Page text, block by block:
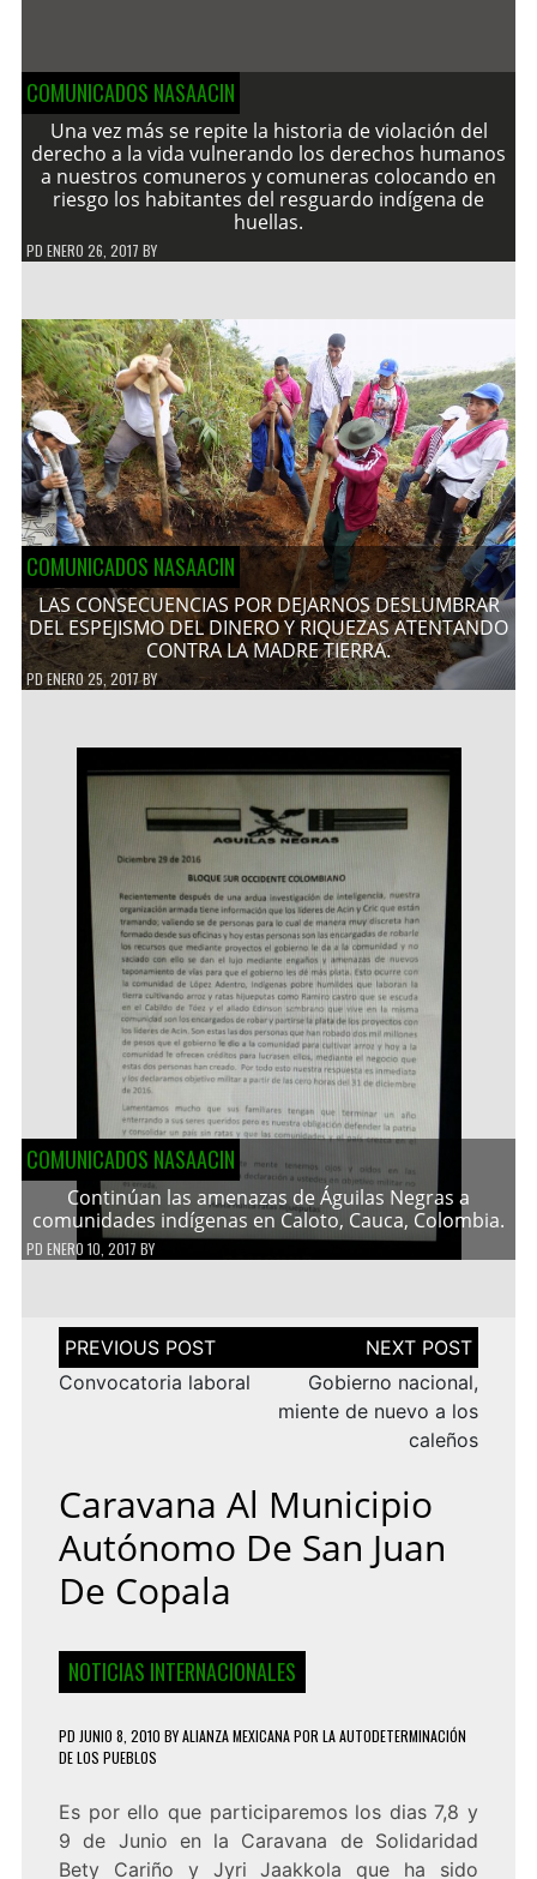
COMUNICADOS NASAACIN
Una vez más se repite la historia de violación del
derecho a la vida vulnerando los derechos humanos
a nuestros comuneros y comuneras colocando en
riesgo los habitantes del resguardo indígena de
huellas.
PD ENERO 26, 2017 BY
COMUNICADOS NASAACIN
LAS CONSECUENCIAS POR DEJARNOS DESLUMBRAR
DEL ESPEJISMO DEL DINERO Y RIQUEZAS ATENTANDO
CONTRA LA MADRE TIERRA.
PDENERO 25, 2017BY
COMUNICADOS NASAACIN
Continúan las amenazas de Águilas Negras a
comunidades indígenas en Caloto, Cauca, Colombia.
PD ENERO 10, 2017 BY
Navegación
de
entradas
Convocatoria laboral
Gobierno nacional,
miente de nuevo a los
caleños
Caravana Al Municipio
Autónomo De San Juan
De Copala
NOTICIAS INTERNACIONALES
PD JUNIO 8, 2010 BYALIANZA MEXICANA POR LA AUTODETERMINACIÓN
DE LOS PUEBLOS
Es por ello que participaremos los dias 7,8 y
9 de Junio en la Caravana de Solidaridad
Bety Cariño y Jyri Jaakkola que ha sido